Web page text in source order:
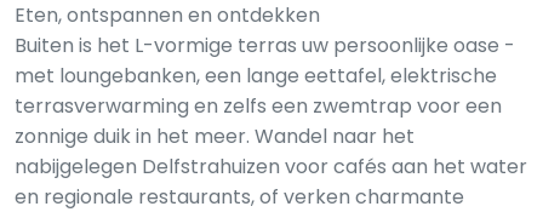
Eten, ontspannen en ontdekken
Buiten is het L-vormige terras uw persoonlijke oase -
met loungebanken, een lange eettafel, elektrische
terrasverwarming en zelfs een zwemtrap voor een
zonnige duik in het meer. Wandel naar het
nabijgelegen Delfstrahuizen voor cafés aan het water
en regionale restaurants, of verken charmante